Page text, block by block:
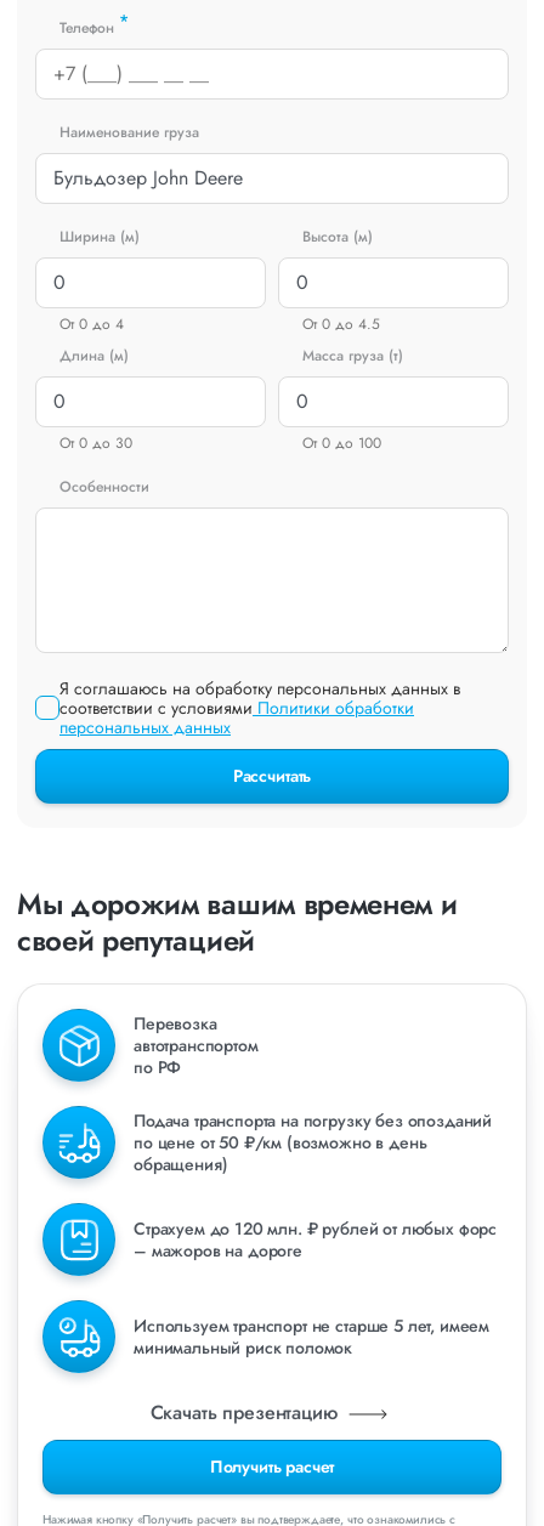
Телефон *
Наименование груза
Ширина (м)
От 0 до 4
Высота (м)
От 0 до 4.5
Длина (м)
От 0 до 30
Масса груза (т)
От 0 до 100
Особенности
Я соглашаюсь на обработку персональных данных в
соответствии с условиями Политики обработки
персональных данных
Рассчитать
Мы дорожим вашим временем и
своей репутацией
Перевозка
автотранспортом
по РФ
Подача транспорта на погрузку без опозданий
по цене от 50 ₽/км (возможно в день
обращения)
Страхуем до 120 млн. ₽ рублей от любых форс
– мажоров на дороге
Используем транспорт не старше 5 лет, имеем
минимальный риск поломок
Получить расчет
Скачать презентацию
Нажимая кнопку «Получить расчет» вы подтверждаете, что ознакомились с